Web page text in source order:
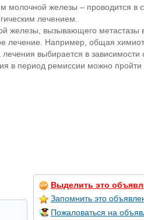
молочной железы – проводится в
лечением.
железы, вызывающего метастазы
лечение. Например, общая
выбирается в зависимости
в период ремиссии можно пройти
Выделить это
Запомнить это
Пожаловаться на